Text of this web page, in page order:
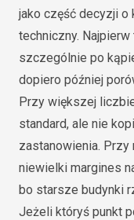
jako część decyzji o
techniczny.
szczególnie po
dopiero później
Przy większej
standard, ale nie
zastanowienia.
niewielki margines
bo starsze budynki
Jeżeli któryś punkt